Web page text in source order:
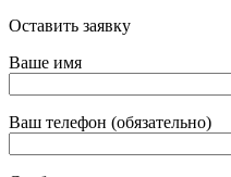
Оставить заявку
Ваше имя
Ваш телефон (обязательно)